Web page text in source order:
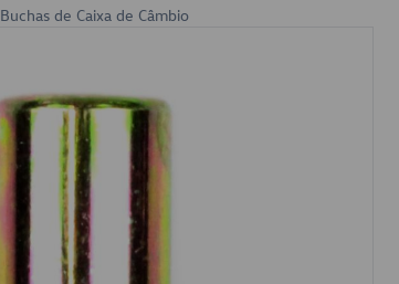
Buchas de Caixa de Câmbio